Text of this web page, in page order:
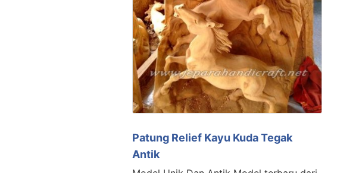
Patung Relief Kayu Kuda Tegak
Antik